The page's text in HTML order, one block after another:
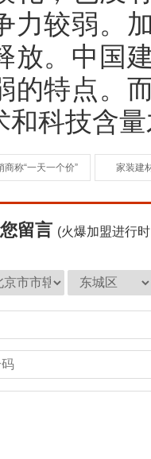
力较弱。
放。中国
的特点。
和科技含
商称“一天一个价” 家装建
留言 (火爆加盟进行